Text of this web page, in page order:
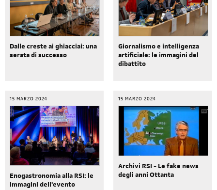
Dalle creste ai ghiacciai: una
serata di successo
Giornalismo e intelligenza
artificiale: le immagini del
dibattito
15 MARZO 2024
Enogastronomia alla RSI: le
immagini dell'evento
15 MARZO 2024
Archivi RSI - Le fake news
degli anni Ottanta